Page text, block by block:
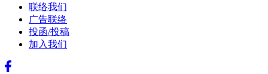
联络我们
广告联络
投函/投稿
加入我们